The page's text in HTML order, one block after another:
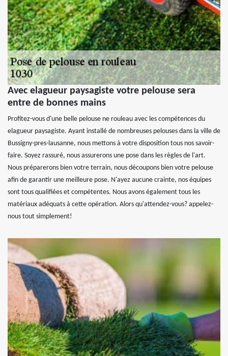
Avec elagueur paysagiste votre pelouse sera
entre de bonnes mains
Profitez-vous d'une belle pelouse ne rouleau avec les compétences du
elagueur paysagiste. Ayant installé de nombreuses pelouses dans la ville de
Bussigny-pres-lausanne, nous mettons à votre disposition tous nos savoir-
faire. Soyez rassuré, nous assurerons une pose dans les règles de l'art.
Nous préparerons bien votre terrain, nous découpons bien votre pelouse
afin de garantir une meilleure pose. N'ayez aucune crainte, nos équipes
sont tous qualifiées et compétentes. Nous avons également tous les
matériaux adéquats à cette opération. Alors qu'attendez-vous? appelez-
nous tout simplement!